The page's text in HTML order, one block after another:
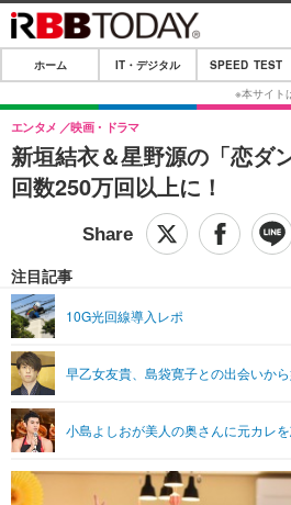
ホーム
IT・デジタル
IT・デジタルTOP
ショッピング
SPEED TEST
エンタメTOP
グラビア
ショッピング
ライフTOP
リリース一覧
プッシュ通知の停止方法
ホーム IT・デジタル SPEED TEST
新垣結衣＆星野源の「恋ダ
回数250万回以上に！
エンタメ 映画・ドラマ
注目記事
10G光回線導入レポ
早乙女友貴、島袋寛子との出会いか
小島よしおが美人の奥さんに元カレ